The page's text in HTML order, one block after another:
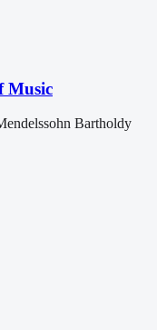
Music
Bartholdy